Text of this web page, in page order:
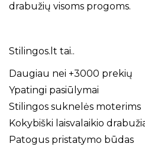
drabužių visoms progoms.
Stilingos.lt tai..
Daugiau nei +3000 prekių
Ypatingi pasiūlymai
Stilingos suknelės moterims
Kokybiški laisvalaikio
Patogus pristatymo būdas